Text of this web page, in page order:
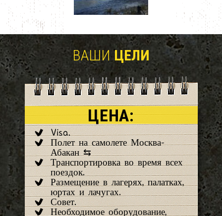
ВАШИЦЕЛИ
ЦЕНА:
Visa.
Полет на самолете Москва-
Абакан ⇆
Транспортировка во время всех
поездок.
Размещение в лагерях, палатках,
юртах и лачугах.
Совет.
Необходимое оборудование,